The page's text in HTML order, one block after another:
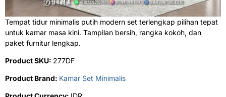
Tempat tidur minimalis putih modern set terlengkap pilihan tepat
untuk kamar masa kini. Tampilan bersih, rangka kokoh, dan
paket furnitur lengkap.
Product SKU: 277DF
Product Brand: Kamar Set Minimalis